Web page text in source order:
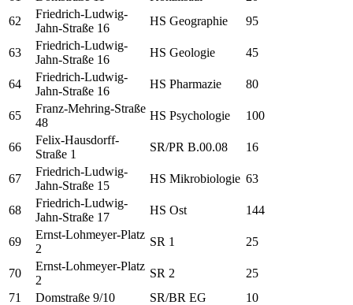
62
Friedrich-Ludwig-
Jahn-Straße 16
HS Geographie 95
63
Friedrich-Ludwig-
Jahn-Straße 16
HS Geologie 45
64
Friedrich-Ludwig-
Jahn-Straße 16
HS Pharmazie 80
65
Franz-Mehring-Straße
48
HS Psychologie 100
66
Felix-Hausdorff-
Straße 1
SR/PR B.00.08 16
67
Friedrich-Ludwig-
Jahn-Straße 15
HS Mikrobiologie 63
68
Friedrich-Ludwig-
Jahn-Straße 17
HS Ost 144
69
Ernst-Lohmeyer-Platz
2
SR 1 25
70
Ernst-Lohmeyer-Platz
2
SR 2
25
71
Domstraße 9/10 SR/BR EG
10